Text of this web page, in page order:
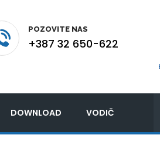
POZOVITE NAS
+387 32 650-622
DOWNLOAD VODIČ